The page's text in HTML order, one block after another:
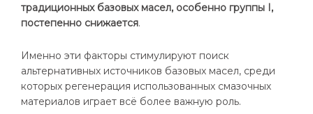
традиционных базовых масел, особенно группы I,
постепенно снижается.
Именно эти факторы стимулируют поиск
альтернативных источников базовых масел, среди
которых регенерация использованных смазочных
материалов играет всё более важную роль.